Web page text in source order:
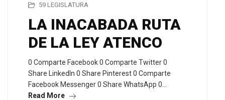
59 LEGISLATURA
LA INACABADA RUTA
DE LA LEY ATENCO
0 Comparte Facebook 0 Comparte Twitter 0
Share LinkedIn 0 Share Pinterest 0 Comparte
Facebook Messenger 0 Share WhatsApp 0…
Read More